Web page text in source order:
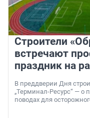
Строители
встречают
праздник на
В преддверии Дня
„Терминал-Ресурс“ — о
поводах для